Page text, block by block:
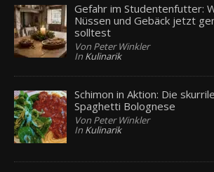
Gefahr im Studentenfutter:
Nüssen und Gebäck jetzt
solltest
Von Peter Winkler
In Kulinarik
Schimon in Aktion: Die
Spaghetti Bolognese
Von Peter Winkler
In Kulinarik